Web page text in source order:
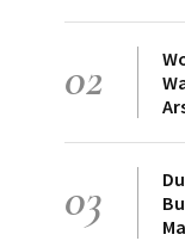
02
03